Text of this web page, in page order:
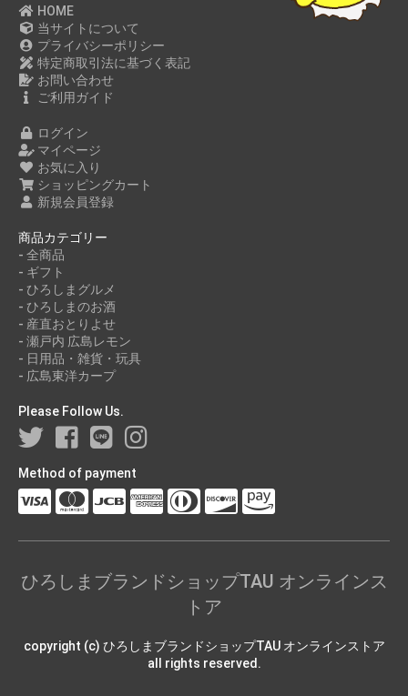
HOME
当サイトについて
プライバシーポリシー
特定商取引法に基づく表記
お問い合わせ
ご利用ガイド
ログイン
マイページ
お気に入り
ショッピングカート
新規会員登録
商品カテゴリー
- 全商品
- ギフト
- ひろしまグルメ
- ひろしまのお酒
- 産直おとりよせ
- 瀬戸内 広島レモン
- 日用品・雑貨・玩具
- 広島東洋カープ
Please Follow Us.
Method of payment
ひろしまブランドショップTAU オンラインス
トア
copyright (c) ひろしまブランドショップTAU オンラインストア
all rights reserved.